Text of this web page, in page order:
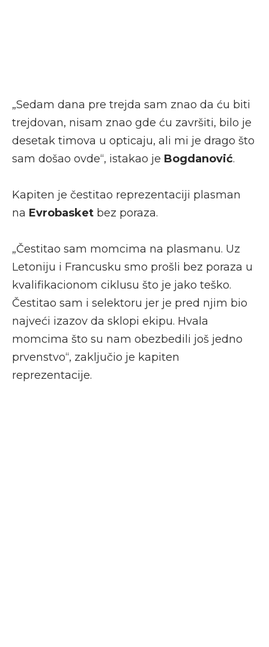
„Sedam dana pre trejda sam znao da ću biti
trejdovan, nisam znao gde ću završiti, bilo je
desetak timova u opticaju, ali mi je drago što
sam došao ovde“, istakao je Bogdanović.
Kapiten je čestitao reprezentaciji plasman
na Evrobasket bez poraza.
„Čestitao sam momcima na plasmanu. Uz
Letoniju i Francusku smo prošli bez poraza u
kvalifikacionom ciklusu što je jako teško.
Čestitao sam i selektoru jer je pred njim bio
najveći izazov da sklopi ekipu. Hvala
momcima što su nam obezbedili još jedno
prvenstvo“, zaključio je kapiten
reprezentacije.